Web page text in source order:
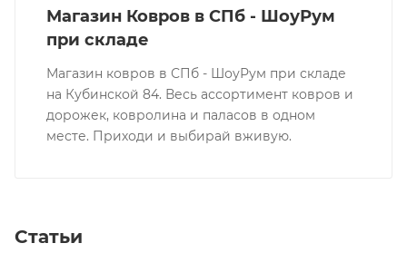
Магазин Ковров в СПб - ШоуРум
при складе
Магазин ковров в СПб - ШоуРум при складе
на Кубинской 84. Весь ассортимент ковров и
дорожек, ковролина и паласов в одном
месте. Приходи и выбирай вживую.
Статьи